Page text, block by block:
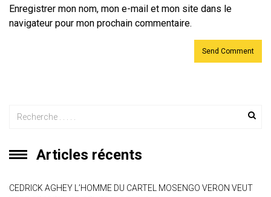
Enregistrer mon nom, mon e-mail et mon site dans le
navigateur pour mon prochain commentaire.
Articles récents
CEDRICK AGHEY L’HOMME DU CARTEL MOSENGO VERON VEUT